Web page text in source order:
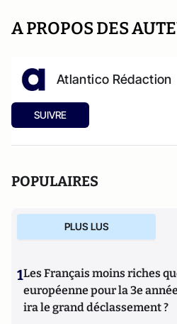
A PROPOS DES
Atlantico Rédaction
SUIVRE
POPULAIRES
PLUS LUS
1Les Français moins riches
européenne pour la 3e
ira le grand déclassement ?